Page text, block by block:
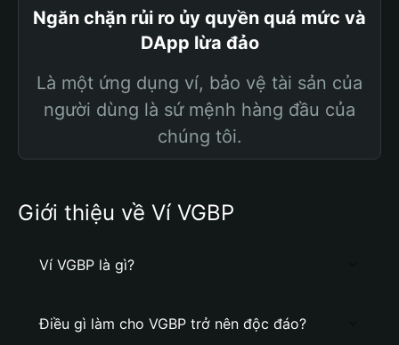
Ngăn chặn rủi ro ủy quyền quá mức và
DApp lừa đảo
Là một ứng dụng ví, bảo vệ tài sản của
người dùng là sứ mệnh hàng đầu của
chúng tôi.
Giới thiệu về Ví VGBP
Ví VGBP là gì?
Điều gì làm cho VGBP trở nên độc đáo?